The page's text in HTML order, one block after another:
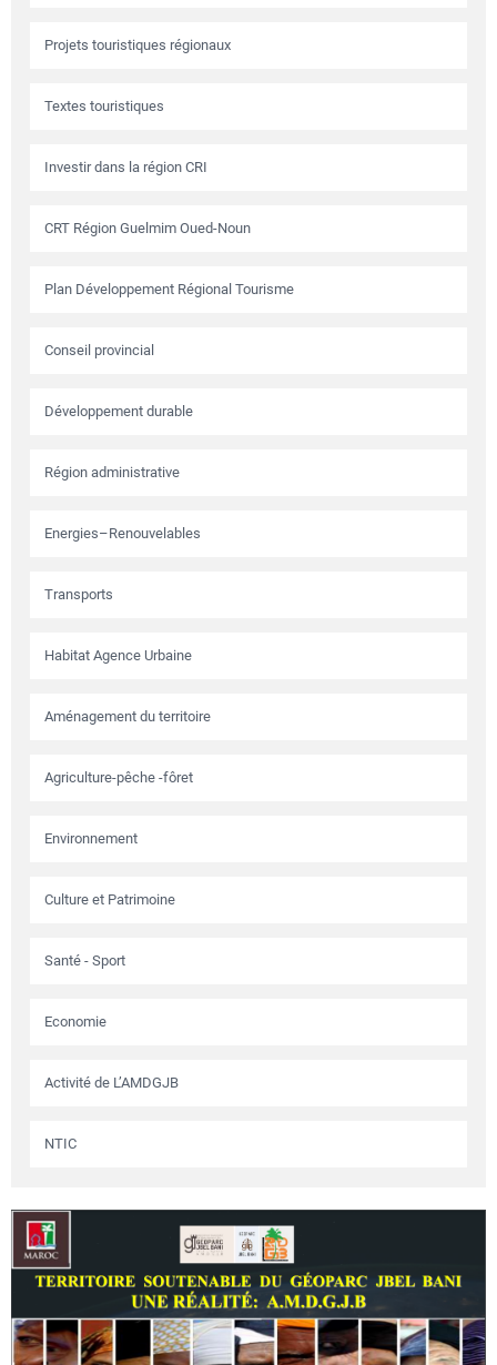
Projets touristiques régionaux
Textes touristiques
Investir dans la région CRI
CRT Région Guelmim Oued-Noun
Plan Développement Régional Tourisme
Conseil provincial
Développement durable
Région administrative
Energies–Renouvelables
Transports
Habitat Agence Urbaine
Aménagement du territoire
Agriculture-pêche -fôret
Environnement
Culture et Patrimoine
Santé - Sport
Economie
Activité de L’AMDGJB
NTIC